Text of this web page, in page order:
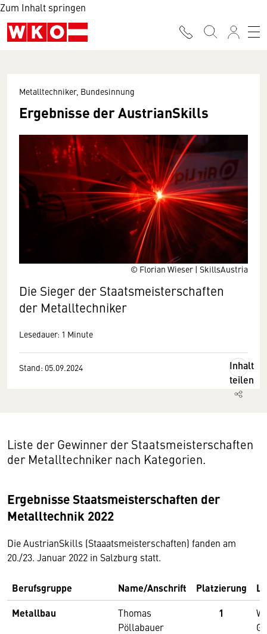
Zum Inhalt springen
© Florian Wieser | SkillsAustria
Metalltechniker, Bundesinnung
Ergebnisse der AustrianSkills
Die Sieger der Staatsmeisterschaften
der Metalltechniker
Lesedauer: 1 Minute
Stand: 05.09.2024
Inhalt
teilen
Liste der Gewinner der Staatsmeisterschaften
der Metalltechniker nach Kategorien.
Ergebnisse Staatsmeisterschaften der
Metalltechnik 2022
Die AustrianSkills (Staaatsmeisterschaften) fanden am
20./23. Januar 2022 in Salzburg statt.
Berufsgruppe Name/Anschrift Platzierung
Metallbau
Thomas
Pöllabauer
1